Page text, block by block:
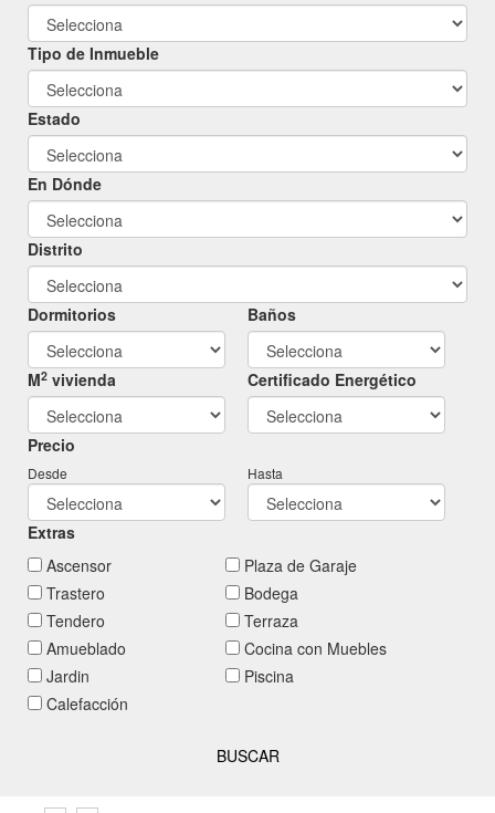
Tipo de Inmueble
Estado
En Dónde
Distrito
Dormitorios Baños
M2 vivienda Certificado Energético
Precio
Desde Hasta
Extras
Ascensor
Plaza de Garaje
Trastero
Bodega
Tendero
Terraza
Amueblado
Cocina con Muebles
Jardin
Piscina
Calefacción